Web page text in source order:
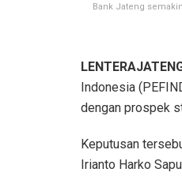
Bank Jateng
Indonesia
dengan prospek
Keputusan
Irianto Harko